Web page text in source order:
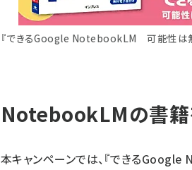
『できるGoogle NotebookLM 可能性は
NotebookLMの書籍
本キャンペーンでは、『できる